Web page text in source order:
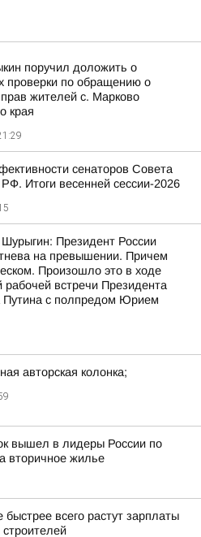
поручил доложить о
проверки по обращению о
жителей с. Марково
края
сенаторов Совета
Итоги весенней сессии-2026
Президент России
на превышении. Причем
Произошло это в ходе
встречи Президента
с полпредом Юрием
авторская колонка;
вышел в лидеры России по
вторичное жилье
всего растут зарплаты
строителей